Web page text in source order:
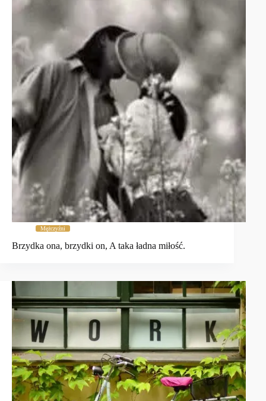
Mężczyźni
Brzydka ona, brzydki on, A taka ładna miłość.